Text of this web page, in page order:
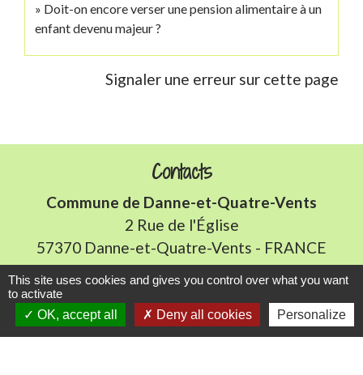
Doit-on encore verser une pension alimentaire à un
enfant devenu majeur ?
Signaler une erreur sur cette page
Contacts
Commune de Danne-et-Quatre-Vents
2 Rue de l'Église
57370 Danne-et-Quatre-Vents - FRANCE
+33 3 87 24 10 37
Accueil en mairie :
Lundi de 10h à 12h et de 16h à 19h
This site uses cookies and gives you control over what you want
to activate
OK, accept all
Deny all cookies Personalize